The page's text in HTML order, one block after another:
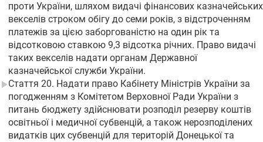
проти України, шляхом видачі фінансових казначейських
векселів строком обігу до семи років, з відстроченням
платежів за цією заборгованістю на один рік та
відсотковою ставкою 9,3 відсотка річних. Право видачі
таких векселів надати органам Державної
казначейської служби України.
Стаття 20. Надати право Кабінету Міністрів України за
погодженням з Комітетом Верховної Ради України з
питань бюджету здійснювати розподіл резерву коштів
освітньої і медичної субвенцій, а також нерозподілених
видатків цих субвенцій для територій Донецької та